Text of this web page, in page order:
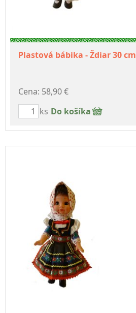
Plastová bábika - Ždiar 30 cm
Cena: 58,90 €
ks Do košíka